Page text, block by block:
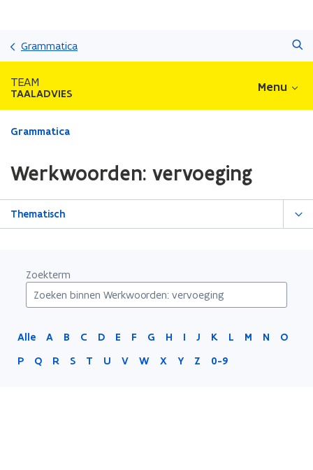
Grammatica
TEAM
TAALADVIES Menu
Gedaan
zich
op:
Werkwoorden:
Grammatica
Werkwoorden: vervoeging
Thematisch
Zoekterm
Alle A B C D E F G H I J K L M N
O
P
Q R S T U V W X Y Z 0-9